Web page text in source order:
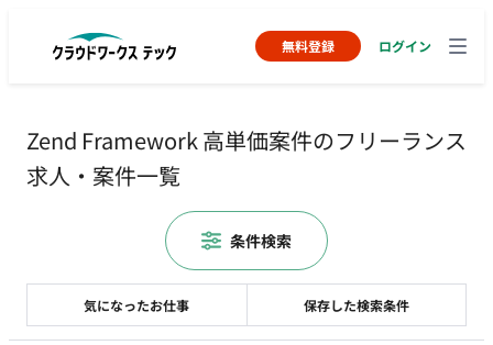
無料登録 ログイン
Zend Framework 高単価案件のフリーランス
求人・案件一覧
気になったお仕事 保存した検索条件
条件検索